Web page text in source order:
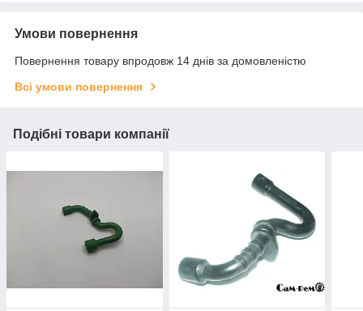
Умови повернення
Повернення товару впродовж 14 днів за домовленістю
Всі умови повернення
Подібні товари компанії